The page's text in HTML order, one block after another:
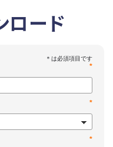
ロード
*
*
*